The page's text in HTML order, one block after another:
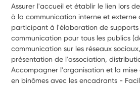
Assurer l'accueil et établir le lien lors
à la communication interne et externe
participant à l'élaboration de
communication pour tous les publics
communication sur les réseaux
présentation de l'association,
Accompagner l'organisation et la
en binômes avec les encadrants -